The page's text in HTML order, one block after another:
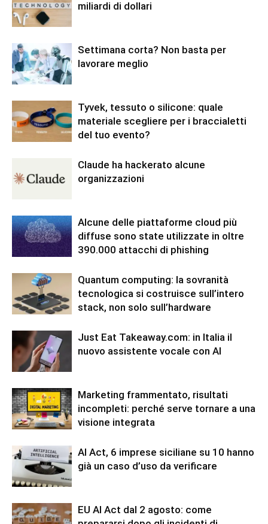
miliardi di dollari
Settimana corta? Non basta per
lavorare meglio
Tyvek, tessuto o silicone: quale
materiale scegliere per i braccialetti
del tuo evento?
Claude ha hackerato alcune
organizzazioni
Alcune delle piattaforme cloud più
diffuse sono state utilizzate in oltre
390.000 attacchi di phishing
Quantum computing: la sovranità
tecnologica si costruisce sull’intero
stack, non solo sull’hardware
Just Eat Takeaway.com: in Italia il
nuovo assistente vocale con AI
Marketing frammentato, risultati
incompleti: perché serve tornare a una
visione integrata
AI Act, 6 imprese siciliane su 10 hanno
già un caso d’uso da verificare
EU AI Act dal 2 agosto: come